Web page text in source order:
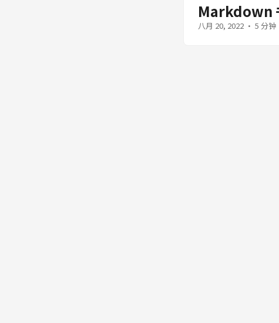
Markdown
八月 20, 2022 · 5 分